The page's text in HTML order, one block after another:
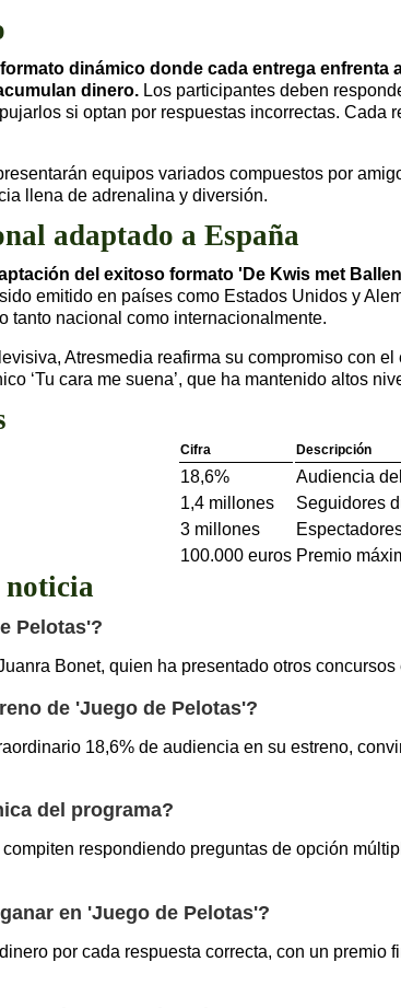
dinámico donde cada entrega
dinero. Los participantes deben
si optan por respuestas incorrectas.
equipos variados compuestos por
llena de adrenalina y diversión.
adaptado a España
del exitoso formato 'De Kwis met
emitido en países como Estados Unidos y
tanto nacional como internacionalmente.
Atresmedia reafirma su compromiso con
‘Tu cara me suena’, que ha mantenido altos
Cifra Descripción
18,6%
Audiencia
1,4 millones
Seguidores
3 millones
100.000 euros Premio
noticia
Pelotas'?
Bonet, quien ha presentado otros
de 'Juego de Pelotas'?
18,6% de audiencia en su estreno,
del programa?
respondiendo preguntas de opción
en 'Juego de Pelotas'?
por cada respuesta correcta, con un